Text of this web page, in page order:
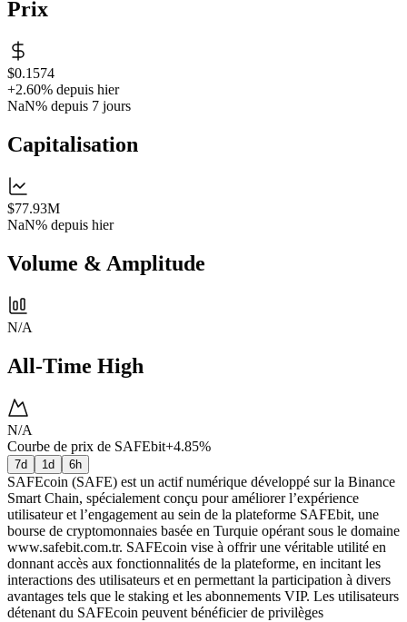
Prix
$0.1574
+2.60% depuis hier
NaN% depuis 7 jours
Capitalisation
$77.93M
NaN% depuis hier
Volume & Amplitude
N/A
All-Time High
N/A
Courbe de prix de SAFEbit+4.85%
7d 1d 6h
SAFEcoin (SAFE) est un actif numérique développé sur la Binance
Smart Chain, spécialement conçu pour améliorer l’expérience
utilisateur et l’engagement au sein de la plateforme SAFEbit, une
bourse de cryptomonnaies basée en Turquie opérant sous le domaine
www.safebit.com.tr. SAFEcoin vise à offrir une véritable utilité en
donnant accès aux fonctionnalités de la plateforme, en incitant les
interactions des utilisateurs et en permettant la participation à divers
avantages tels que le staking et les abonnements VIP. Les utilisateurs
détenant du SAFEcoin peuvent bénéficier de privilèges